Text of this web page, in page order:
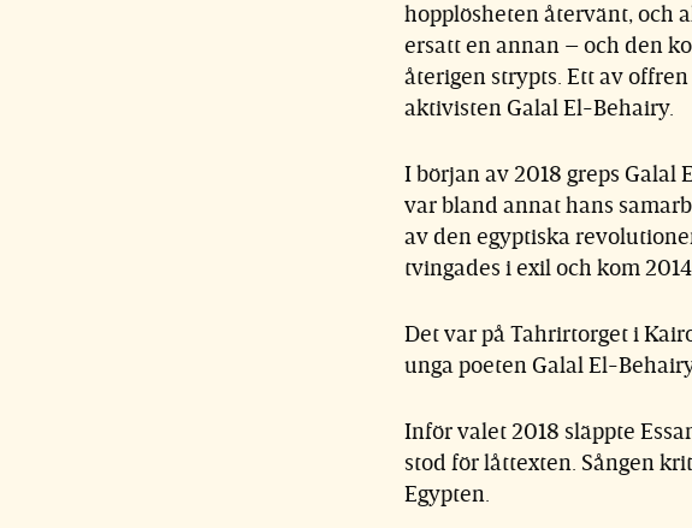
hopplösheten återvänt, och
ersatt en annan – och den
återigen strypts. Ett av
aktivisten Galal El-Behairy.
I början av 2018 greps
var bland annat hans
av den egyptiska
tvingades i exil och kom
Det var på Tahrirtorget i
unga poeten Galal El-
Inför valet 2018 släppte
stod för låttexten. Sången
Egypten.